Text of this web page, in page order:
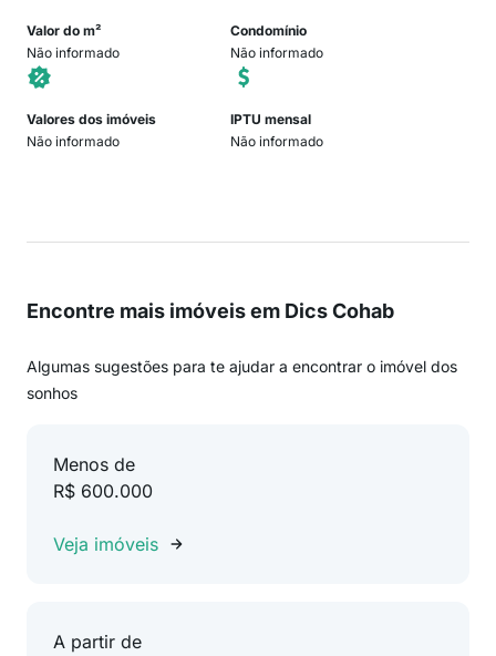
Valor do m²
Não informado
Condomínio
Não informado
Valores dos imóveis
Não informado
IPTU mensal
Não informado
Encontre mais imóveis em Dics Cohab
Algumas sugestões para te ajudar a encontrar o imóvel dos
sonhos
Menos de
R$ 600.000
Veja imóveis
A partir de